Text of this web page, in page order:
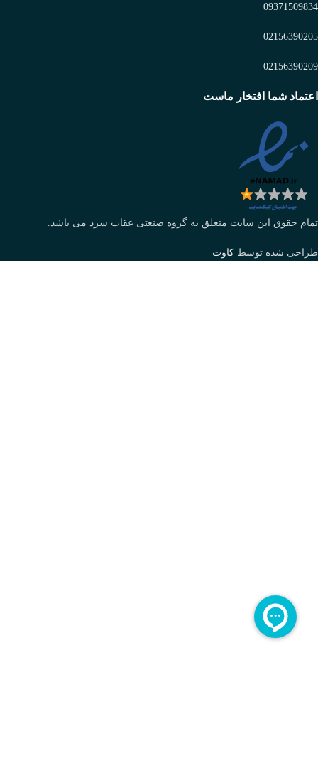
09371509834
02156390205
02156390209
اعتماد شما افتخار ماست
تمام حقوق این سایت متعلق به گروه صنعتی عقاب سرد می باشد.
طراحی شده توسط کاوت